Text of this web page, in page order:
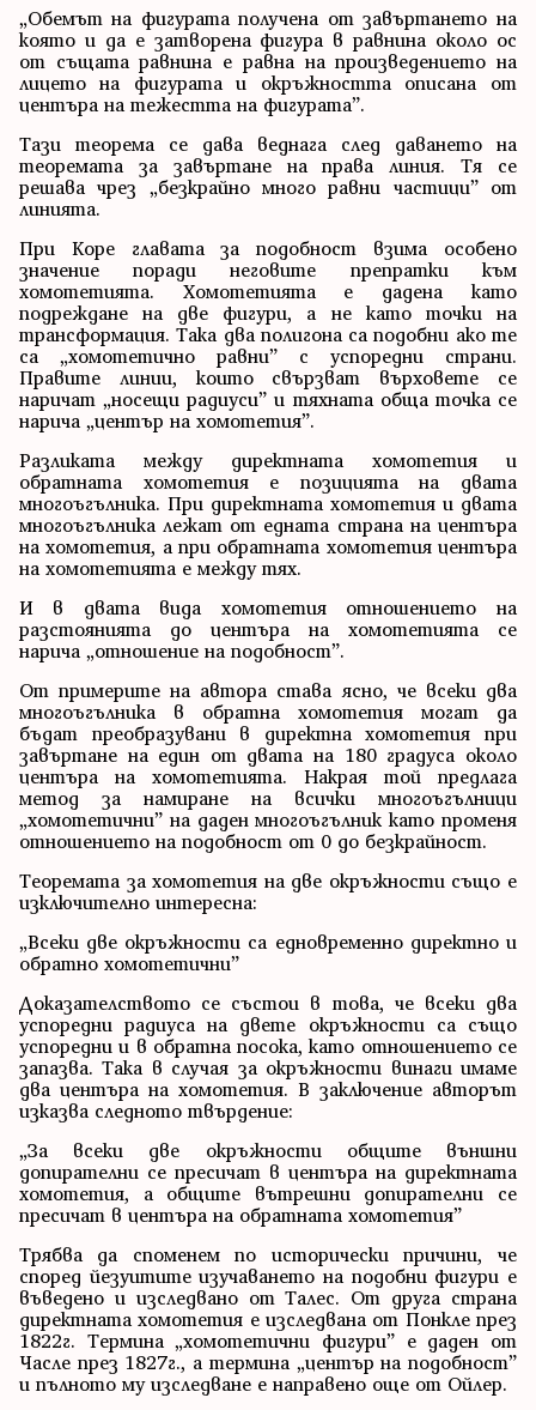
„Обемът на фигурата получена от завъртането на
която и да е затворена фигура в равнина около ос
от същата равнина е равна на произведението на
лицето на фигурата и окръжността описана от
центъра на тежестта на фигурата”.
Тази теорема се дава веднага след даването на
теоремата за завъртане на права линия. Тя се
решава чрез „безкрайно много равни частици” от
линията.
При Коре главата за подобност взима особено
значение поради неговите препратки към
хомотетията. Хомотетията е дадена като
подреждане на две фигури, а не като точки на
трансформация. Така два полигона са подобни ако те
са „хомотетично равни” с успоредни страни.
Правите линии, които свързват върховете се
наричат „носещи радиуси” и тяхната обща точка се
нарича „център на хомотетия”.
Разликата между директната хомотетия и
обратната хомотетия е позицията на двата
многоъгълника. При директната хомотетия и двата
многоъгълника лежат от едната страна на центъра
на хомотетия, а при обратната хомотетия центъра
на хомотетията е между тях.
И в двата вида хомотетия отношението на
разстоянията до центъра на хомотетията се
нарича „отношение на подобност”.
От примерите на автора става ясно, че всеки два
многоъгълника в обратна хомотетия могат да
бъдат преобразувани в директна хомотетия при
завъртане на един от двата на 180 градуса около
центъра на хомотетията. Накрая той предлага
метод за намиране на всички многоъгълници
„хомотетични” на даден многоъгълник като променя
отношението на подобност от 0 до безкрайност.
Теоремата за хомотетия на две окръжности също е
изключително интересна:
„Всеки две окръжности са едновременно директно и
обратно хомотетични”
Доказателството се състои в това, че всеки два
успоредни радиуса на двете окръжности са също
успоредни и в обратна посока, като отношението се
запазва. Така в случая за окръжности винаги имаме
два центъра на хомотетия. В заключение авторът
изказва следното твърдение:
„За всеки две окръжности общите външни
допирателни се пресичат в центъра на директната
хомотетия, а общите вътрешни допирателни се
пресичат в центъра на обратната хомотетия”
Трябва да споменем по исторически причини, че
според йезуитите изучаването на подобни фигури е
въведено и изследвано от Талес. От друга страна
директната хомотетия е изследвана от Понкле през
1822г. Термина „хомотетични фигури” е даден от
Часле през 1827г., а термина „център на подобност”
и пълното му изследване е направено още от Ойлер.